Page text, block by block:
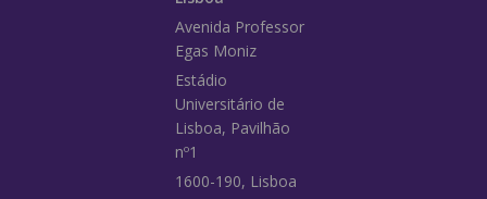
Avenida Professor
Egas Moniz
Estádio
Universitário de
Lisboa, Pavilhão
nº1
1600-190, Lisboa